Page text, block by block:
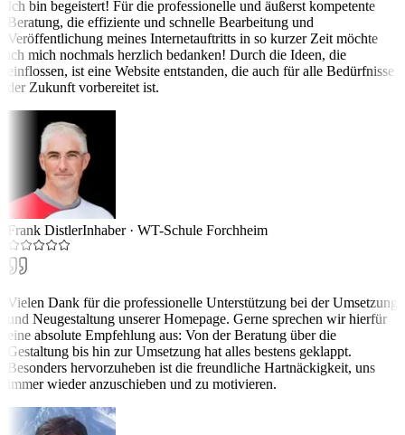
Ich bin begeistert! Für die professionelle und äußerst kompetente
Beratung, die effiziente und schnelle Bearbeitung und
Veröffentlichung meines Internetauftritts in so kurzer Zeit möchte
ich mich nochmals herzlich bedanken! Durch die Ideen, die
einflossen, ist eine Website entstanden, die auch für alle Bedürfnisse
der Zukunft vorbereitet ist.
Frank DistlerInhaber· WT-Schule Forchheim
Vielen Dank für die professionelle Unterstützung bei der Umsetzung
und Neugestaltung unserer Homepage. Gerne sprechen wir hierfür
eine absolute Empfehlung aus: Von der Beratung über die
Gestaltung bis hin zur Umsetzung hat alles bestens geklappt.
Besonders hervorzuheben ist die freundliche Hartnäckigkeit, uns
immer wieder anzuschieben und zu motivieren.